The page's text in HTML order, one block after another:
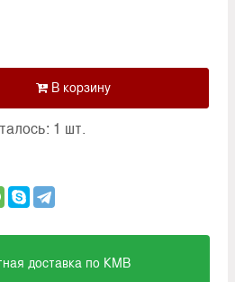
1 шт.
доставка по КМВ